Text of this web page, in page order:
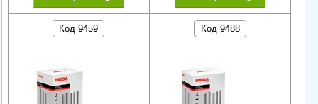
Код 9459 Код 9488